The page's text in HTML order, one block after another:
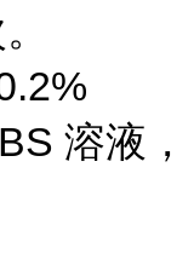
溶液，